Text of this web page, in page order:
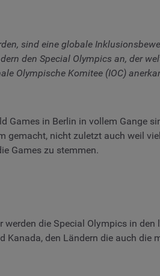
sind eine globale
den Special Olympics an, der
Olympische Komitee (IOC)
Games in Berlin in vollem Gange
gemacht, nicht zuletzt auch weil
Games zu stemmen.
die Special Olympics in den
den Ländern die auch die